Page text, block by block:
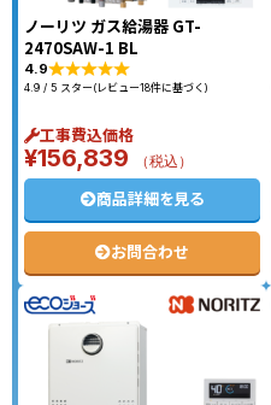
ノーリツ ガス給湯器 GT-
2470SAW-1 BL
4.9
4.9 / 5 スター(レビュー18件に基づく)
工事費込価格
¥156,839 （税込）
商品詳細を見る
お問合わせ